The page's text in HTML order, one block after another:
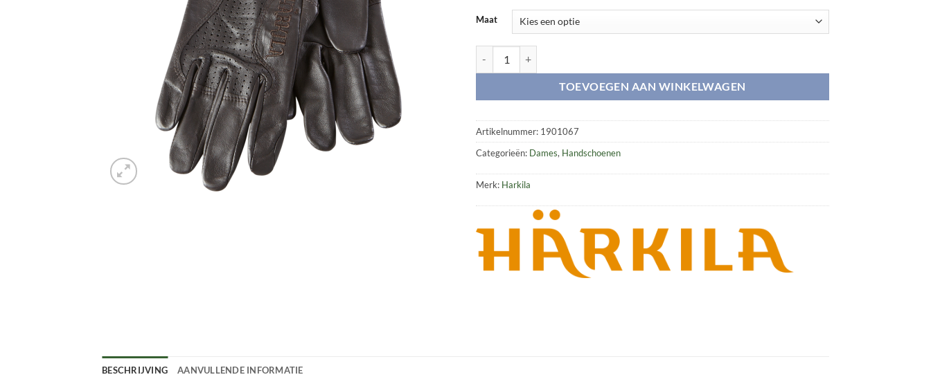
Maat
TOEVOEGEN AAN WINKELWAGEN
Artikelnummer: 1901067
Categorieën: Dames, Handschoenen
Merk: Harkila
BESCHRIJVING AANVULLENDE INFORMATIE